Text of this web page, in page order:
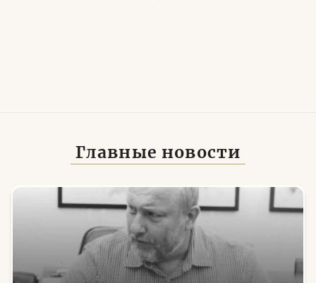
Главные новости